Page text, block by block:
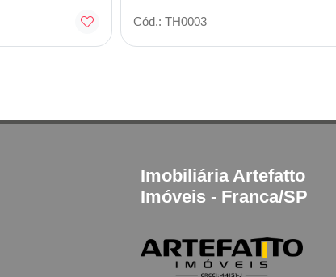
Cód.: TH0003
Imobiliária Artefatto
Imóveis - Franca/SP